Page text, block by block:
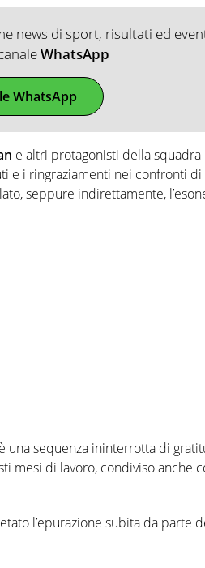
news di sport, risultati ed
WhatsApp
WhatsApp
e altri protagonisti della squadra
e i ringraziamenti nei confronti di
seppure indirettamente,
una sequenza ininterrotta di
mesi di lavoro, condiviso anche
l’epurazione subita da parte